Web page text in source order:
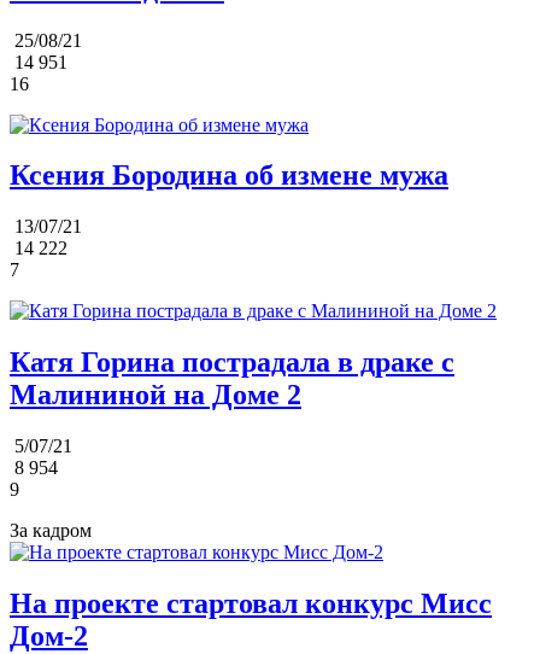
25/08/21
14 951
16
Ксения Бородина об измене мужа
13/07/21
14 222
7
Катя Горина пострадала в драке с
Малининой на Доме 2
5/07/21
8 954
9
За кадром
На проекте стартовал конкурс Мисс
Дом-2